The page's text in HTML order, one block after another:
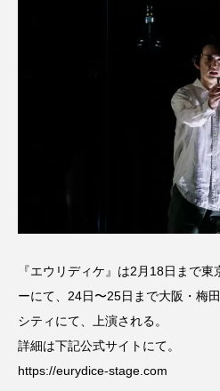
『エウリディケ』は2月18日まで
ーにて、24日〜25日まで大阪・梅
シティにて、上演される。
詳細は下記公式サイトにて。
https://eurydice-stage.com